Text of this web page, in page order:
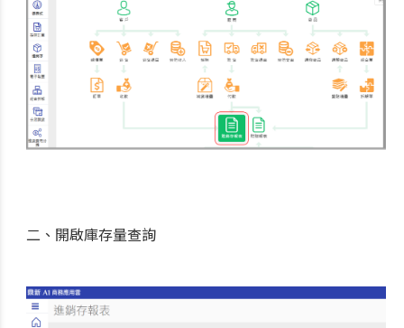
二、開啟庫存量查詢